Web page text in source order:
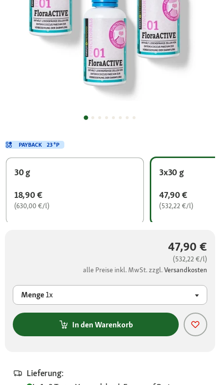
30 g
18,90 €
(630,00 €/l)
3x30 g
47,90 €
(532,22 €/l)
47,90 €
(532,22 €/l)
alle Preise inkl. MwSt. zzgl.Versandkosten
Menge1x
In den Warenkorb
Lieferung:
PAYBACK 23 °P